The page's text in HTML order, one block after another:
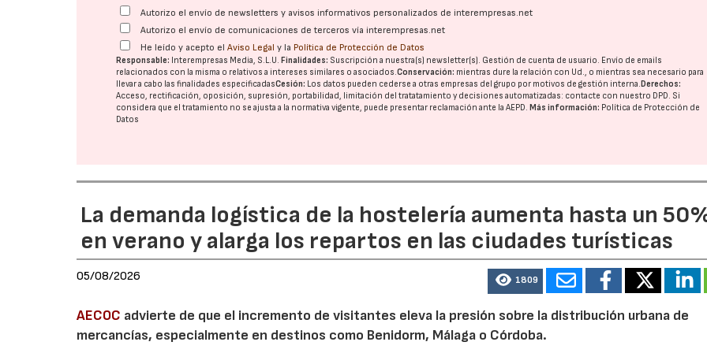
Autorizo el envío de newsletters y avisos informativos personalizados de interempresas.net
Autorizo el envío de comunicaciones de terceros vía interempresas.net
He leído y acepto elAviso Legal y la Política de Protección de Datos
Responsable: Interempresas Media, S.L.U.Finalidades: Suscripción a nuestra(s) newsletter(s). Gestión de cuenta de usuario. Envío de emails
relacionados con la misma o relativos a intereses similares o asociados.Conservación: mientras dure la relación con Ud., o mientras sea necesario para
llevar a cabo las finalidades especificadasCesión: Los datos pueden cederse a otras empresas del grupo por motivos de gestión interna.Derechos:
Acceso, rectificación, oposición, supresión, portabilidad, limitación del tratatamiento y decisiones automatizadas: contacte con nuestro DPD. Si
considera que el tratamiento no se ajusta a la normativa vigente, puede presentar reclamación ante laAEPD.Más información: Política de Protección de
Datos
La demanda logística de la hostelería aumenta hasta un
en verano y alarga los repartos en las ciudades turísticas
05/08/2026 1809
AECOC advierte de que el incremento de visitantes eleva la presión sobre la distribución urbana de
mercancías, especialmente en destinos como Benidorm, Málaga o Córdoba.